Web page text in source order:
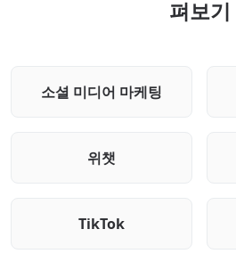
펴보기
소셜 미디어 마케팅
위챗
TikTok